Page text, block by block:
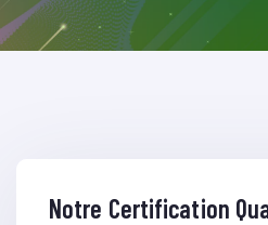
Notre Certification